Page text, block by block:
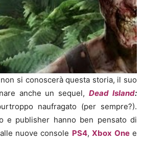
si conoscerà questa storia, il suo
anche un sequel,Dead Island:
naufragato (per sempre?).
e publisher hanno ben pensato di
nuove console PS4,Xbox Onee